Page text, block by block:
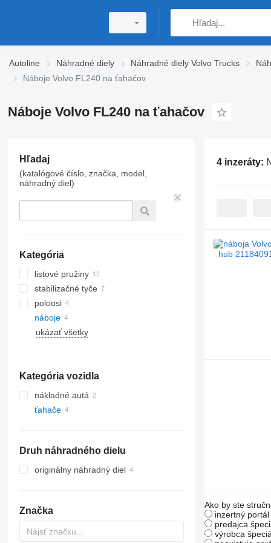
Autoline Náhradné diely Náhradné diely Volvo Trucks
Náboje Volvo FL240 na ťahačov
Náboje Volvo FL240 na ťahačov
Hľadaj
(katalógové číslo, značka, model,
náhradný diel)
Kategória
listové pružiny
stabilizačné tyče
poloosi
náboje
ukázať všetky
Kategória vozidla
nákladné autá
ťahače
Druh náhradného dielu
originálny náhradný diel
Značka
4 inzeráty:
Ako by ste
inzertný
predajca
výrobca